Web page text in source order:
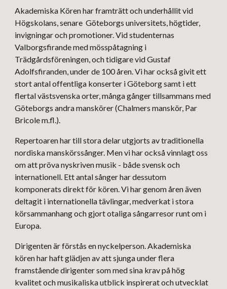
Akademiska Kören har framträtt och underhållit vid
Högskolans, senare Göteborgs universitets, högtider,
invigningar och promotioner. Vid studenternas
Valborgsfirande med mösspåtagning i
Trädgårdsföreningen, och tidigare vid Gustaf
Adolfsfiranden, under de 100 åren. Vi har också givit ett
stort antal offentliga konserter i Göteborg samt i ett
flertal västsvenska orter, många gånger tillsammans med
Göteborgs andra manskörer (Chalmers manskör, Par
Bricole m.fl.).
Repertoaren har till stora delar utgjorts av traditionella
nordiska manskörssånger. Men vi har också vinnlagt oss
om att pröva nyskriven musik - både svensk och
internationell. Ett antal sånger har dessutom
komponerats direkt för kören. Vi har genom åren även
deltagit i internationella tävlingar, medverkat i stora
körsammanhang och gjort otaliga sångarresor runt om i
Europa.
Dirigenten är förstås en nyckelperson. Akademiska
kören har haft glädjen av att sjunga under flera
framstående dirigenter som med sina krav på hög
kvalitet och musikaliska utblick inspirerat och utvecklat